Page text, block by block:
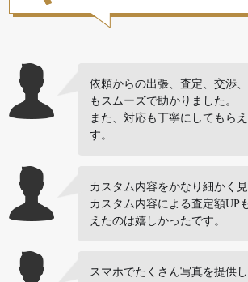
依頼からの出張、査定、交渉
もスムーズで助かりました。
また、対応も丁寧にしてもら
す。
カスタム内容をかなり細かく
カスタム内容による査定額UP
えたのは嬉しかったです。
スマホでたくさん写真を提供